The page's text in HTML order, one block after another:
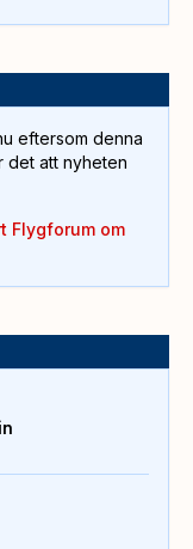
eftersom denna
det att nyheten
Flygforum om